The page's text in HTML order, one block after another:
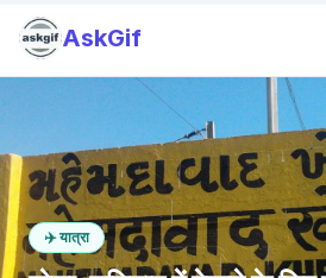
AskGif
✈️ यात्रा